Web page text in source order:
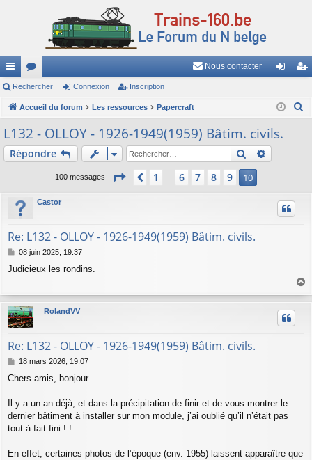
ac
co
ur
ci
or
u
m
s
Nous contacter
ne cri
Rechercher Connexion Inscription
Accueil du forum Les ressources Papercraft
L132 - OLLOY - 1926-1949(1959) Bâtim. civils.
Répondre Rechercher
100 messages Page 10 sur10
Précédent
1 6 7 8 9 10
Castor
Re: L132 - OLLOY - 1926-1949(1959) Bâtim. civils.
M
s
g
e
08 juin 2025, 19:37
Judicieux les rondins.
a
u
RolandVV
Re: L132 - OLLOY - 1926-1949(1959) Bâtim. civils.
M
s
a
g
18 mars 2026, 19:07
Chers amis, bonjour.
Il y a un an déjà, et dans la précipitation de finir et de vous montrer le
dernier bâtiment à installer sur mon module, j’ai oublié qu’il n’était pas
tout-à-fait fini ! !
En effet, certaines photos de l’époque (env. 1955) laissent apparaître que